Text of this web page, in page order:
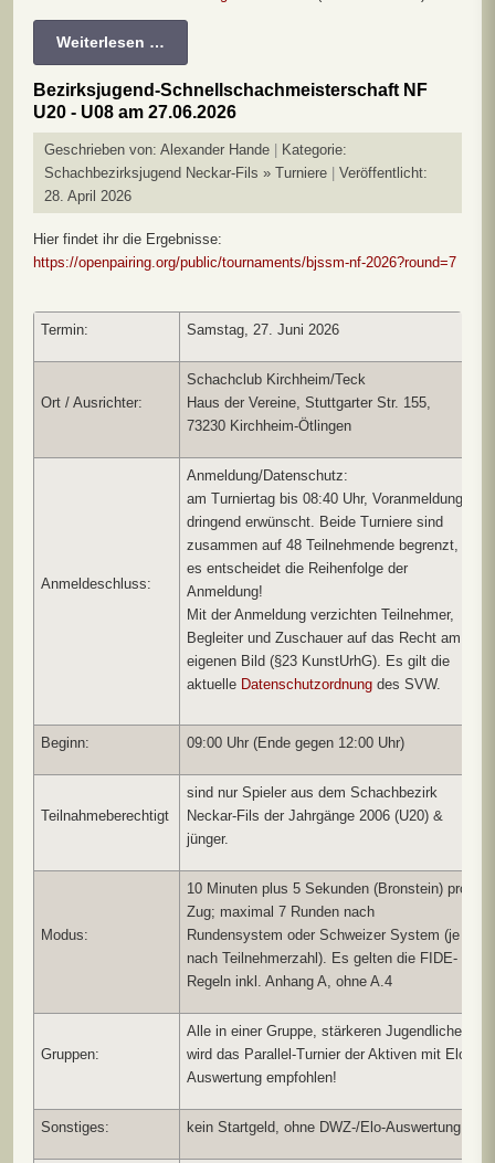
Weiterlesen …
Bezirksjugend-Schnellschachmeisterschaft NF
U20 - U08 am 27.06.2026
Geschrieben von: Alexander Hande
Kategorie:
Schachbezirksjugend Neckar-Fils » Turniere
Veröffentlicht:
28. April 2026
Hier findet ihr die Ergebnisse:
https://openpairing.org/public/tournaments/bjssm-nf-2026?round=7
Termin: Samstag, 27. Juni 2026
Ort / Ausrichter:
Schachclub Kirchheim/Teck
Haus der Vereine, Stuttgarter Str. 155,
73230 Kirchheim-Ötlingen
Anmeldeschluss:
Anmeldung/Datenschutz:
am Turniertag bis 08:40 Uhr, Voranmeldung
dringend erwünscht. Beide Turniere sind
zusammen auf 48 Teilnehmende begrenzt,
es entscheidet die Reihenfolge der
Anmeldung!
Mit der Anmeldung verzichten Teilnehmer,
Begleiter und Zuschauer auf das Recht am
eigenen Bild (§23 KunstUrhG). Es gilt die
aktuelle Datenschutzordnung des SVW.
Beginn: 09:00 Uhr (Ende gegen 12:00 Uhr)
Teilnahmeberechtigt
sind nur Spieler aus dem Schachbezirk
Neckar-Fils der Jahrgänge 2006 (U20) &
jünger.
Modus:
10 Minuten plus 5 Sekunden (Bronstein) pro
Zug; maximal 7 Runden nach
Rundensystem oder Schweizer System (je
nach Teilnehmerzahl). Es gelten die FIDE-
Regeln inkl. Anhang A, ohne A.4
Gruppen:
Alle in einer Gruppe, stärkeren Jugendlichen
wird das Parallel-Turnier der Aktiven mit Elo-
Auswertung empfohlen!
Sonstiges: kein Startgeld, ohne DWZ-/Elo-Auswertung